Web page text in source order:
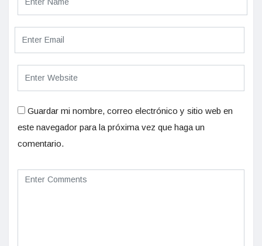
Guardar mi nombre, correo electrónico y sitio web en
este navegador para la próxima vez que haga un
comentario.